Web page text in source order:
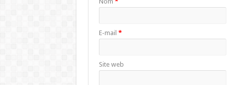
E-mail *
Site web